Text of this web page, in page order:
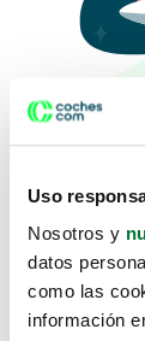
Uso
Nosotros y
datos
como las
información
Lo